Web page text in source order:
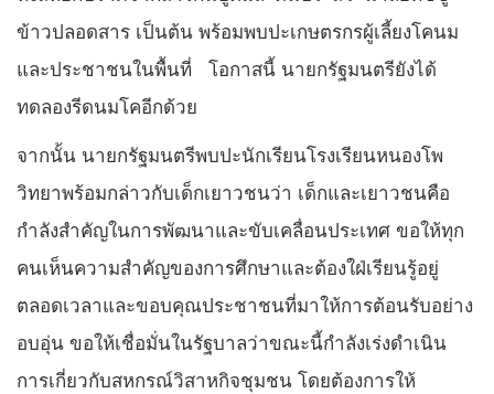
ข้าวปลอดสาร เป็นต้น พร้อมพบปะเกษตรกรผู้เลี้ยงโคนม
และประชาชนในพื้นที่ โอกาสนี้ นายกรัฐมนตรียังได้
ทดลองรีดนมโคอีกด้วย
จากนั้น นายกรัฐมนตรีพบปะนักเรียนโรงเรียนหนองโพ
วิทยาพร้อมกล่าวกับเด็กเยาวชนว่า เด็กและเยาวชนคือ
กำลังสำคัญในการพัฒนาและขับเคลื่อนประเทศ ขอให้ทุก
คนเห็นความสำคัญของการศึกษาและต้องใฝ่เรียนรู้อยู่
ตลอดเวลาและขอบคุณประชาชนที่มาให้การต้อนรับอย่าง
อบอุ่น ขอให้เชื่อมั่นในรัฐบาลว่าขณะนี้กำลังเร่งดำเนิน
การเกี่ยวกับสหกรณ์วิสาหกิจชุมชน โดยต้องการให้